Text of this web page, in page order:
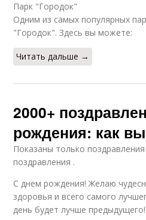
Парк "Городок"
Одним из самых популярных
"Городок". Здесь вы можете:
Читать дальше →
2000+
рождения: как
Показаны только
поздравления .
С днем рождения! Желаю
здоровья и всего самого
день будет лучше предыдущего!